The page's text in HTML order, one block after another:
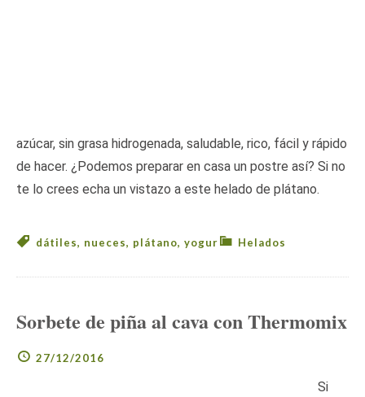
azúcar, sin grasa hidrogenada, saludable, rico, fácil y rápido
de hacer. ¿Podemos preparar en casa un postre así? Si no
te lo crees echa un vistazo a este helado de plátano.
Helados
dátiles, nueces, plátano, yogur
Sorbete de piña al cava con Thermomix
27/12/2016
Si